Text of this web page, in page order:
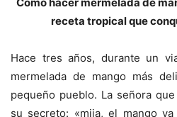
receta tropical que
Hace tres años, durante un
mermelada de mango más
pequeño pueblo. La señora
su secreto: «mija, el mango